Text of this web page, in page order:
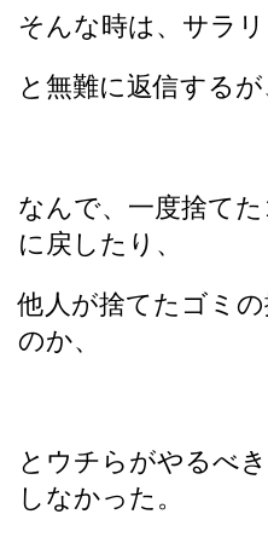
そんな時は、サラ
と無難に返信するが
なんで、一度捨て
に戻したり、
他人が捨てたゴミ
のか、
とウチらがやるべ
しなかった。